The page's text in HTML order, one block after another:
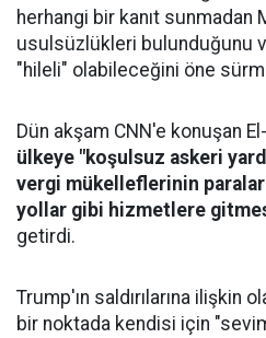
herhangi bir kanıt sunmadan
usulsüzlükleri bulunduğunu
"hileli" olabileceğini öne
Dün akşam CNN'e konuşan
ülkeye "koşulsuz askeri
vergi mükelleflerinin
yollar gibi hizmetlere
getirdi.
Trump'ın saldırılarına ilişkin
bir noktada kendisi için